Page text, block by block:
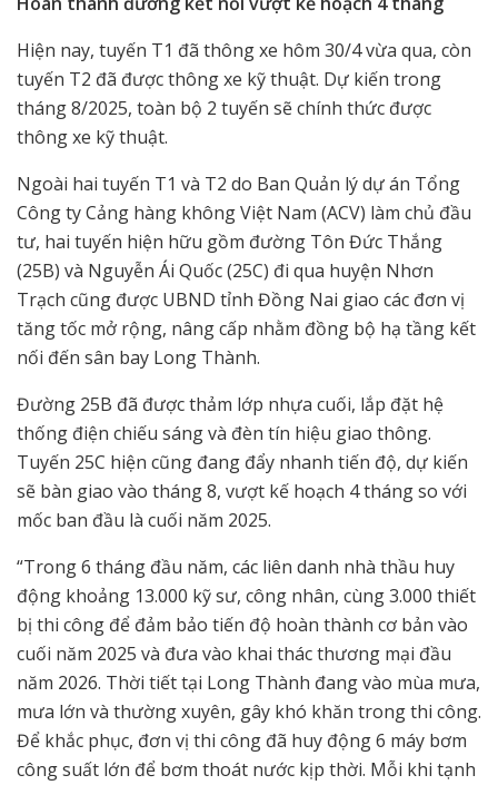
Hiện nay, tuyến T1 đã thông xe hôm 30/4 vừa qua, còn
tuyến T2 đã được thông xe kỹ thuật. Dự kiến trong
tháng 8/2025, toàn bộ 2 tuyến sẽ chính thức được
thông xe kỹ thuật.
Ngoài hai tuyến T1 và T2 do Ban Quản lý dự án Tổng
Công ty Cảng hàng không Việt Nam (ACV) làm chủ đầu
tư, hai tuyến hiện hữu gồm đường Tôn Đức Thắng
(25B) và Nguyễn Ái Quốc (25C) đi qua huyện Nhơn
Trạch cũng được UBND tỉnh Đồng Nai giao các đơn vị
tăng tốc mở rộng, nâng cấp nhằm đồng bộ hạ tầng kết
nối đến sân bay Long Thành.
Đường 25B đã được thảm lớp nhựa cuối, lắp đặt hệ
thống điện chiếu sáng và đèn tín hiệu giao thông.
Tuyến 25C hiện cũng đang đẩy nhanh tiến độ, dự kiến
sẽ bàn giao vào tháng 8, vượt kế hoạch 4 tháng so với
mốc ban đầu là cuối năm 2025.
“Trong 6 tháng đầu năm, các liên danh nhà thầu huy
động khoảng 13.000 kỹ sư, công nhân, cùng 3.000 thiết
bị thi công để đảm bảo tiến độ hoàn thành cơ bản vào
cuối năm 2025 và đưa vào khai thác thương mại đầu
năm 2026. Thời tiết tại Long Thành đang vào mùa mưa,
mưa lớn và thường xuyên, gây khó khăn trong thi công.
Để khắc phục, đơn vị thi công đã huy động 6 máy bơm
công suất lớn để bơm thoát nước kịp thời. Mỗi khi tạnh